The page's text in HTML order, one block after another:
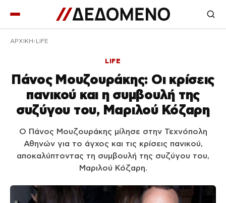
ΑΡΧΙΚΉ LIFE
LIFE
Πάνος Μουζουράκης: Οι κρίσεις
πανικού και η συμβουλή της
συζύγου του, Μαριλού Κόζαρη
Ο Πάνος Μουζουράκης μίλησε στην Τεχνόπολη
Αθηνών για το άγχος και τις κρίσεις πανικού,
αποκαλύπτοντας τη συμβουλή της συζύγου του,
Μαριλού Κόζαρη.